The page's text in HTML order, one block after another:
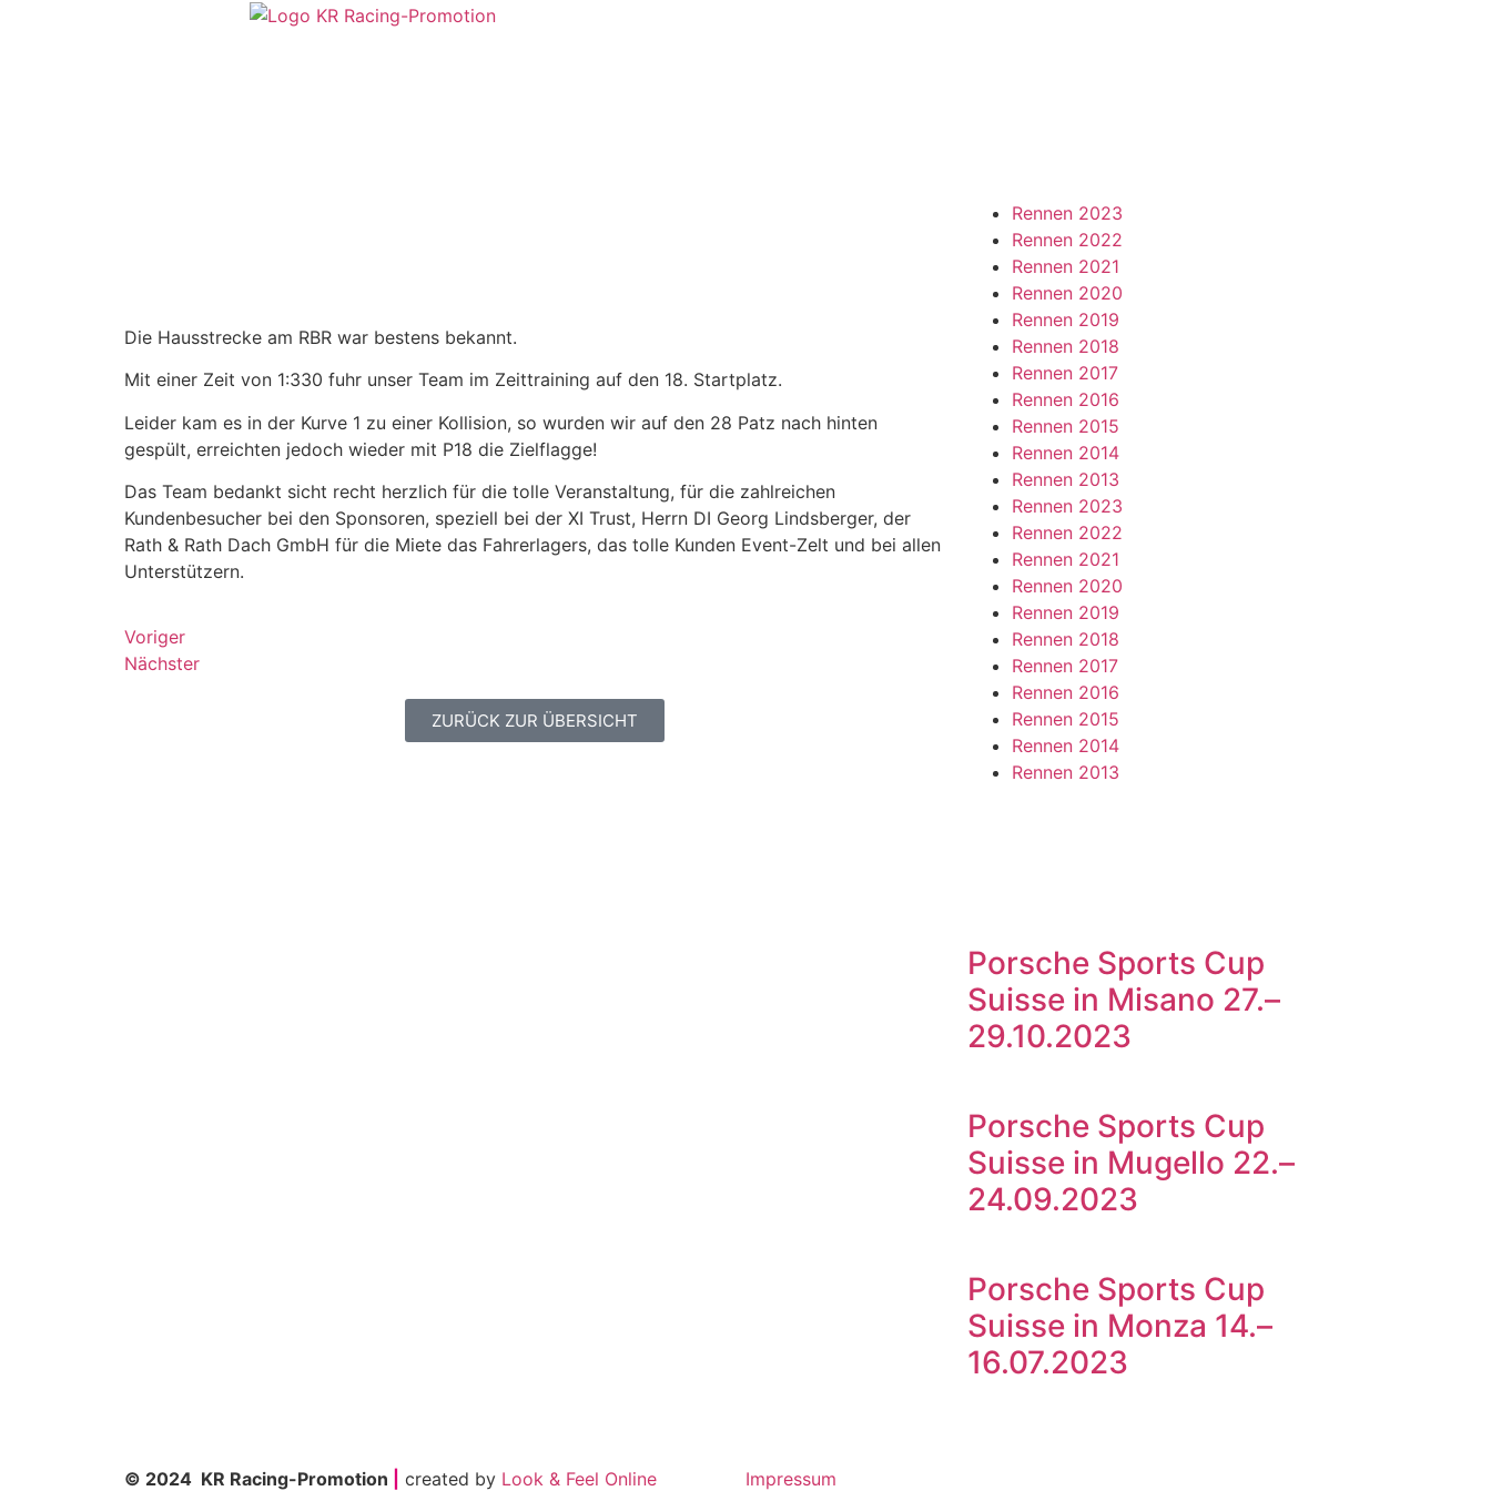
Die Hausstrecke am RBR war bestens bekannt.
Mit einer Zeit von 1:330 fuhr unser Team im Zeittraining auf den 18. Startplatz.
Leider kam es in der Kurve 1 zu einer Kollision, so wurden wir auf den 28 Patz nach hinten
gespült, erreichten jedoch wieder mit P18 die Zielflagge!
Das Team bedankt sicht recht herzlich für die tolle Veranstaltung, für die zahlreichen
Kundenbesucher bei den Sponsoren, speziell bei der XI Trust, Herrn DI Georg Lindsberger, der
Rath & Rath Dach GmbH für die Miete das Fahrerlagers, das tolle Kunden Event-Zelt und bei allen
Unterstützern.
Voriger
Nächster
ZURÜCK ZUR ÜBERSICHT
Rennen 2023
Rennen 2022
Rennen 2021
Rennen 2020
Rennen 2019
Rennen 2018
Rennen 2017
Rennen 2016
Rennen 2015
Rennen 2014
Rennen 2013
Rennen 2023
Rennen 2022
Rennen 2021
Rennen 2020
Rennen 2019
Rennen 2018
Rennen 2017
Rennen 2016
Rennen 2015
Rennen 2014
Rennen 2013
Porsche Sports Cup
Suisse in Misano 27.–
29.10.2023
Porsche Sports Cup
Suisse in Mugello 22.–
24.09.2023
Porsche Sports Cup
Suisse in Monza 14.–
16.07.2023
© 2024 KR Racing-Promotion created by Look & Feel Online Impressum